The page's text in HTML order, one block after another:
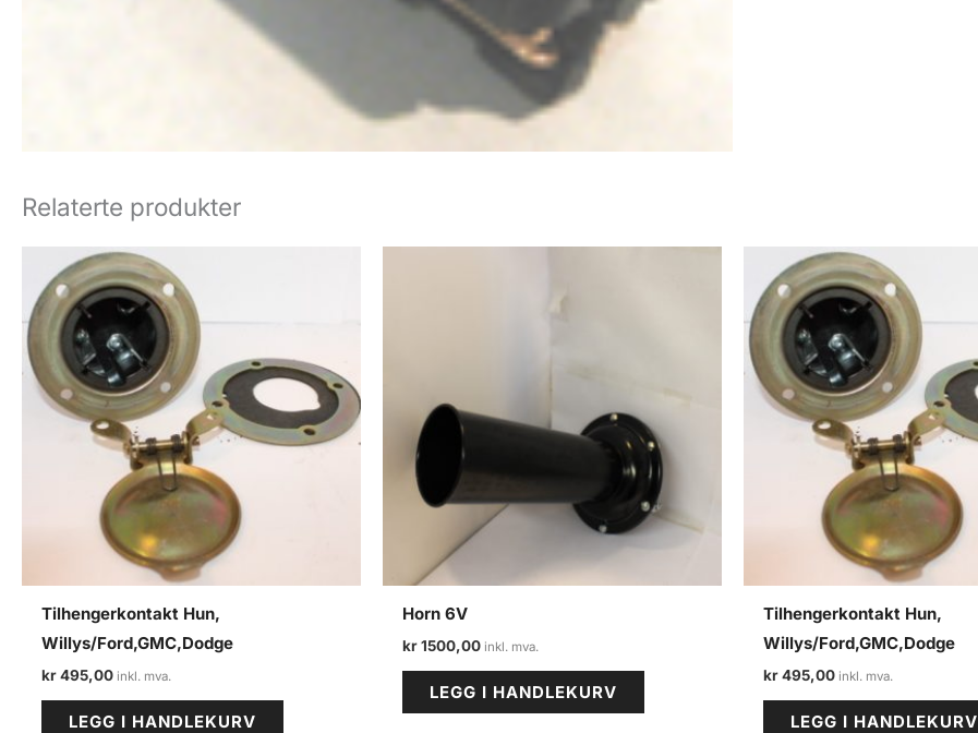
Relaterte produkter
Tilhengerkontakt Hun,
Willys/Ford,GMC,Dodge
kr495,00
LEGG I HANDLEKURV
Horn 6V
kr1500,00
LEGG I HANDLEKURV
Tilhengerkontakt Hun,
Willys/Ford,GMC,Dodge
kr495,00
LEGG I HANDLEKURV